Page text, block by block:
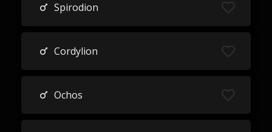
Spirodion
Cordylion
Ochos